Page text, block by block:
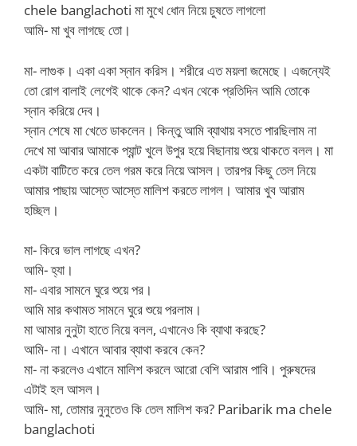
chele banglachoti মা মুখে ধোন নিয়ে চুষতে লাগলো
আমি- মা খুব লাগছে তো।
মা- লাগুক। একা একা স্নান করিস। শরীরে এত ময়লা জমেছে। এজন্যেই
তো রোগ বালাই লেগেই থাকে কেন? এখন থেকে প্রতিদিন আমি তোকে
স্নান করিয়ে দেব।
স্নান শেষে মা খেতে ডাকলেন। কিন্তু আমি ব্যাথায় বসতে পারছিলাম না
দেখে মা আবার আমাকে প্যান্ট খুলে উপুর হয়ে বিছানায় শুয়ে থাকতে বলল। মা
একটা বাটিতে করে তেল গরম করে নিয়ে আসল। তারপর কিছু তেল নিয়ে
আমার পাছায় আস্তে আস্তে মালিশ করতে লাগল। আমার খুব আরাম
হচ্ছিল।
মা- কিরে ভাল লাগছে এখন?
আমি- হ্যা।
মা- এবার সামনে ঘুরে শুয়ে পর।
আমি মার কথামত সামনে ঘুরে শুয়ে পরলাম।
মা আমার নুনুটা হাতে নিয়ে বলল, এখানেও কি ব্যাথা করছে?
আমি- না। এখানে আবার ব্যাথা করবে কেন?
মা- না করলেও এখানে মালিশ করলে আরো বেশি আরাম পাবি। পুরুষদের
এটাই হল আসল।
আমি- মা, তোমার নুনুতেও কি তেল মালিশ কর? Paribarik ma chele
banglachoti